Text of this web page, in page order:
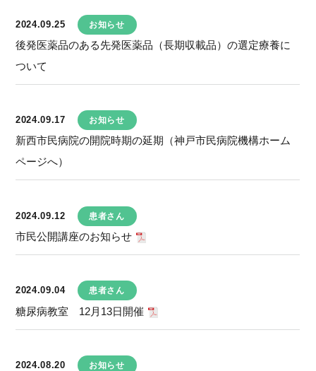
2024.09.25 お知らせ
後発医薬品のある先発医薬品（長期収載品）の選定療養に
ついて
2024.09.17 お知らせ
新西市民病院の開院時期の延期（神戸市民病院機構ホーム
ページへ）
2024.09.12 患者さん
市民公開講座のお知らせ
2024.09.04 患者さん
糖尿病教室 12月13日開催
2024.08.20 お知らせ